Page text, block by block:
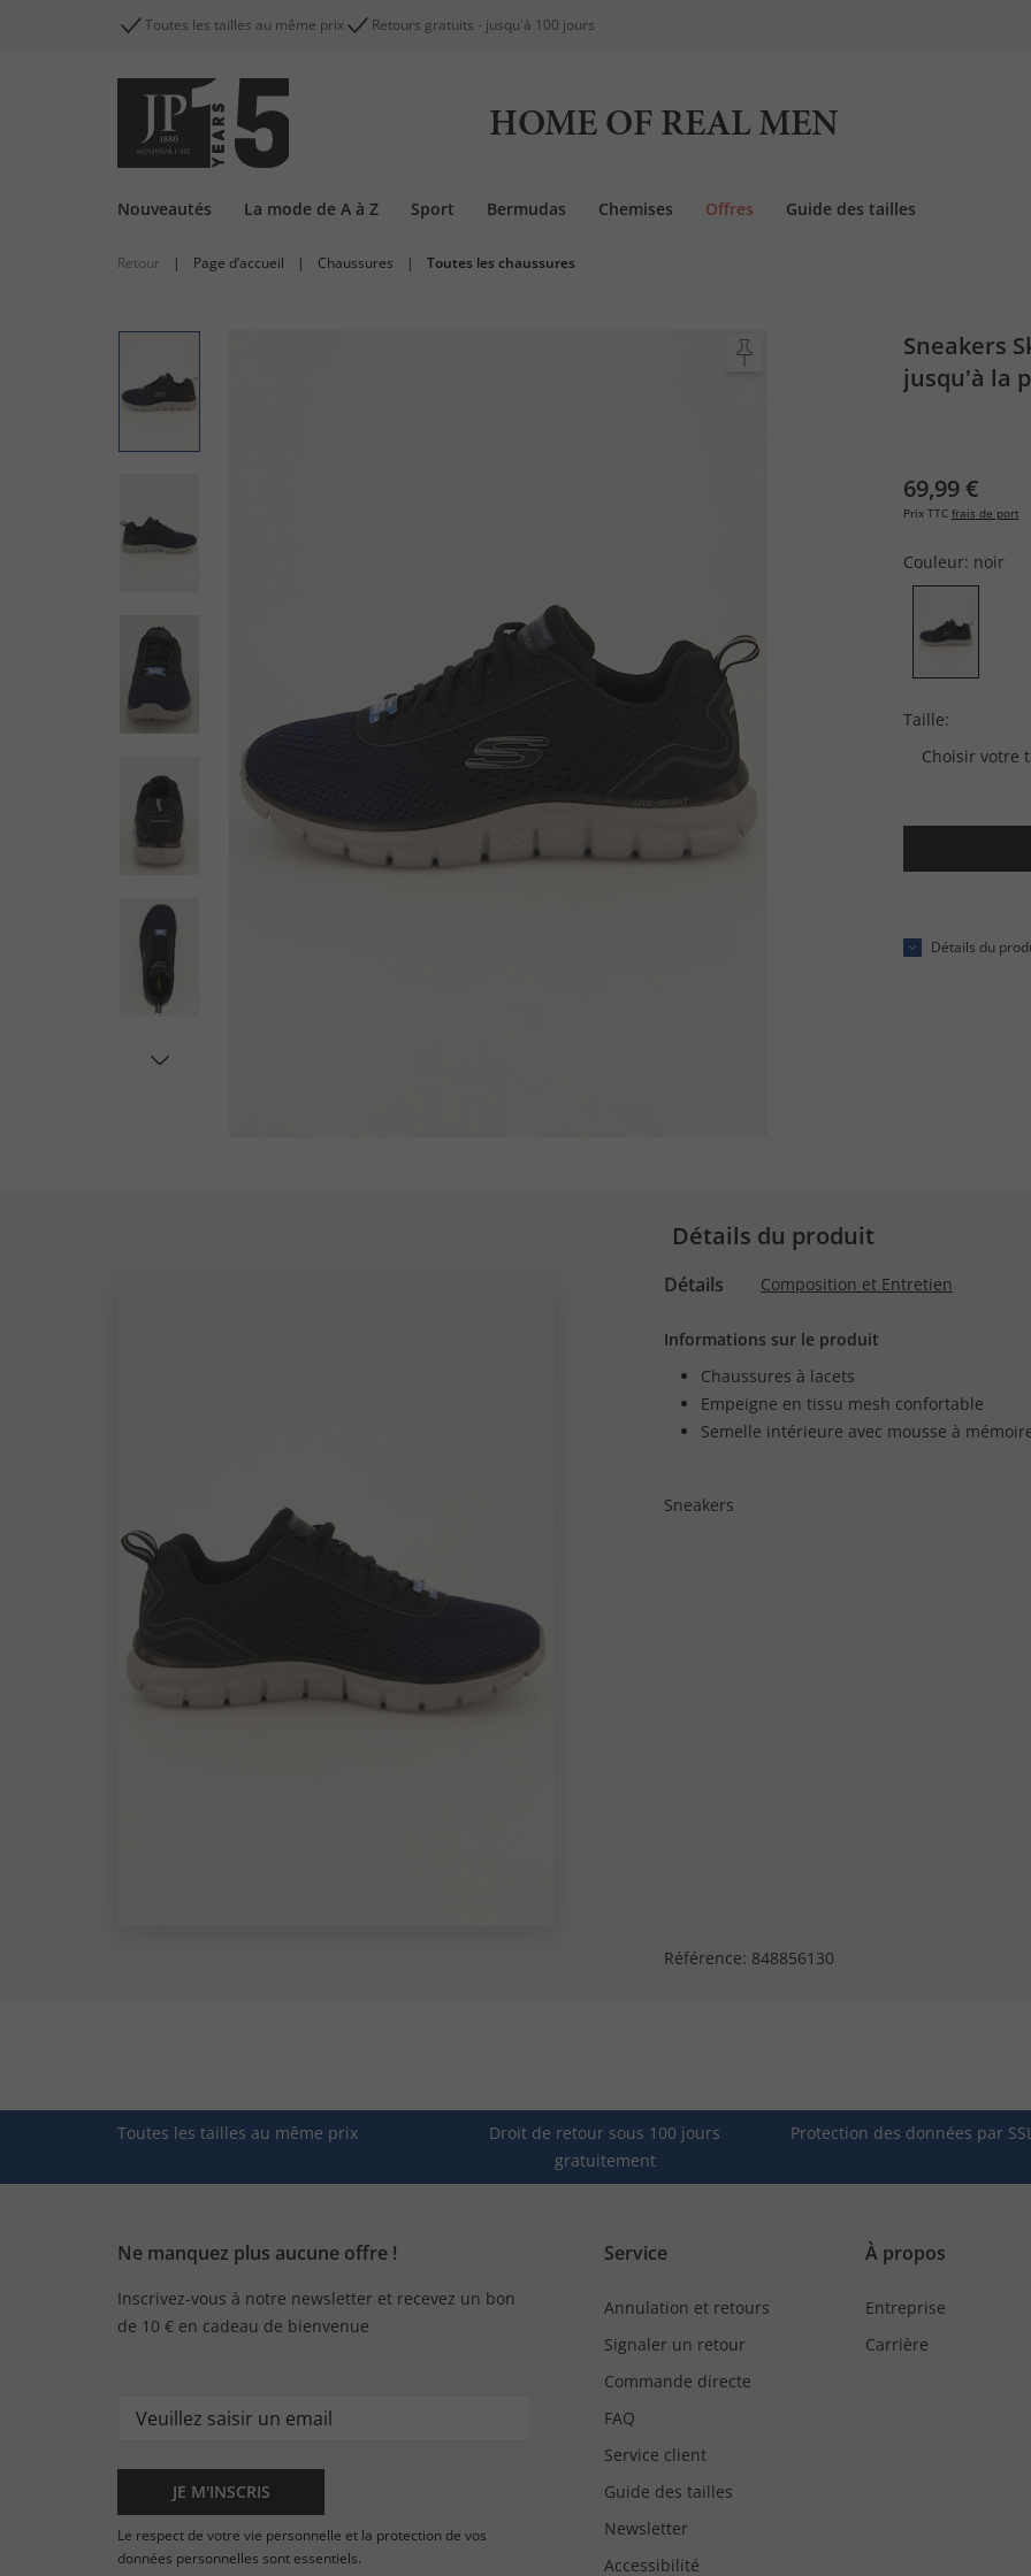
Toutes les tailles au même prix Retours gratuits - jusqu'à 100 jours
HOME OF REAL MEN
Nouveautés La mode de A à Z Sport Bermudas Chemises Offres Guide des tailles
Retour | Page d’accueil | Chaussures | Toutes les chaussures
Sneakers
jusqu'à la
69,99 €
Prix TTC frais de port
Couleur: noir
Taille:
Choisir votre
Détails du
Détails du produit
Détails Composition et Entretien
Informations sur le produit
Chaussures à lacets
Empeigne en tissu mesh confortable
Semelle intérieure avec mousse à
Sneakers
Référence: 848856130
Toutes les tailles au même prix
Droit de retour sous 100 jours
gratuitement
Protection des données par
Ne manquez plus aucune offre !
Inscrivez-vous à notre newsletter et recevez un bon
de 10 € en cadeau de bienvenue
JE M'INSCRIS
Le respect de votre vie personnelle et la protection de vos
données personnelles sont essentiels.
Service
Annulation et retours
Signaler un retour
Commande directe
FAQ
Service client
Guide des tailles
Newsletter
Accessibilité
À propos
Entreprise
Carrière